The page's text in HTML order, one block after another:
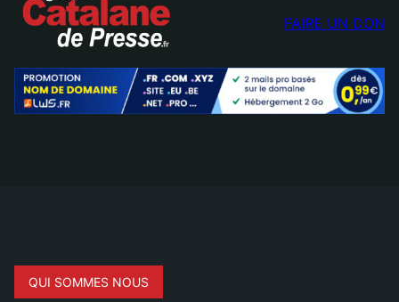
FAIRE UN DON
QUI SOMMES NOUS